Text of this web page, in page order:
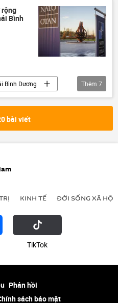
Châu Á
rộng
Bình
Bình Dương
Chính trị
Hoa Kỳ
Thêm 7
bài viết
KINH TẾ ĐỜI SỐNG XÃ HỘI
ТikТоk
Phản hồi
sách bảo mật